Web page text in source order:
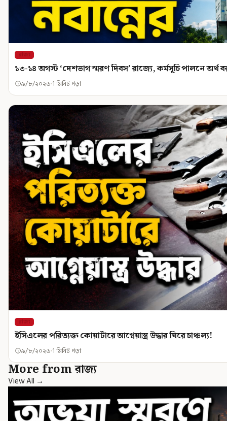
রাজ্য
১৩-১৪ অগস্ট ‘দেশভাগ স্মরণ দিবস’ রাজ্যে, কর্মসূচি পালনে অর্থ
৯/৮/২০২৬ 1 মিনিট পড়া
রাজ্য
ইসিএলের পরিত্যক্ত কোয়ার্টারে আগ্নেয়াস্ত্র উদ্ধার ঘিরে চাঞ্চল্য!
৯/৮/২০২৬ 1 মিনিট পড়া
More from রাজ্য
View All →